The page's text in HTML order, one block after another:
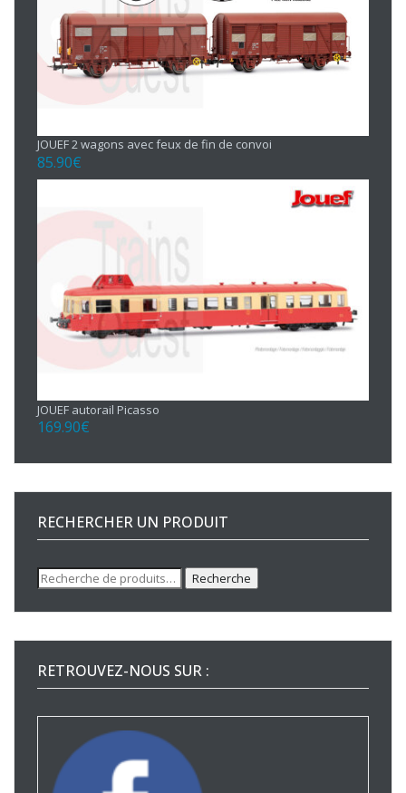
JOUEF 2 wagons avec feux de fin de convoi
85.90€
JOUEF autorail Picasso
169.90€
RECHERCHER UN PRODUIT
Recherche
pour :
Recherche
RETROUVEZ-NOUS SUR :